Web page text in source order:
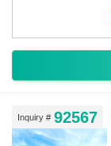
Inquiry # 92567